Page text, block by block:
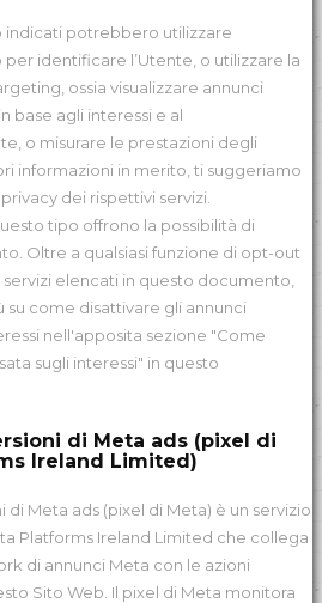
indicati potrebbero utilizzare
identificare l’Utente, o utilizzare la
ossia visualizzare annunci
base agli interessi e al
o misurare le prestazioni degli
informazioni in merito, ti suggeriamo
dei rispettivi servizi.
tipo offrono la possibilità di
Oltre a qualsiasi funzione di opt-out
elencati in questo documento,
su come disattivare gli annunci
nell'apposita sezione "Come
sugli interessi" in questo
di Meta ads (pixel di
Ireland Limited)
Meta ads (pixel di Meta) è un servizio
Platforms Ireland Limited che collega
di annunci Meta con le azioni
Sito Web. Il pixel di Meta monitora